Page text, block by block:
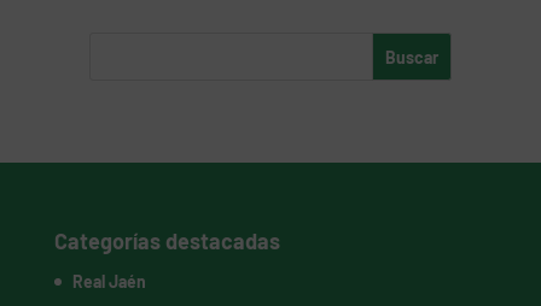
Categorías destacadas
Real Jaén